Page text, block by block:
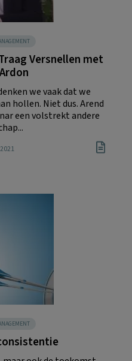
Versnellen met
we vaak dat we
hollen. Niet dus. Arend
een volstrekt andere